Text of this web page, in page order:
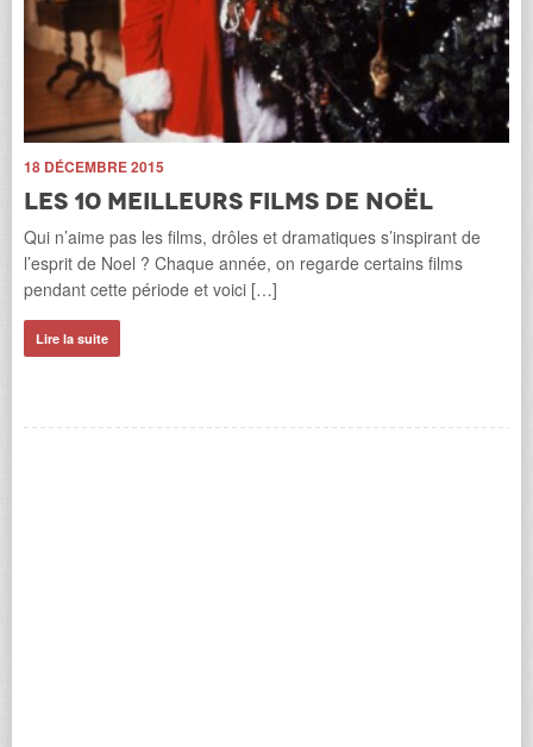
18 DÉCEMBRE 2015
Les 10 meilleurs films de Noël
Qui n’aime pas les films, drôles et dramatiques s’inspirant de
l’esprit de Noel ? Chaque année, on regarde certains films
pendant cette période et voici […]
Lire la suite